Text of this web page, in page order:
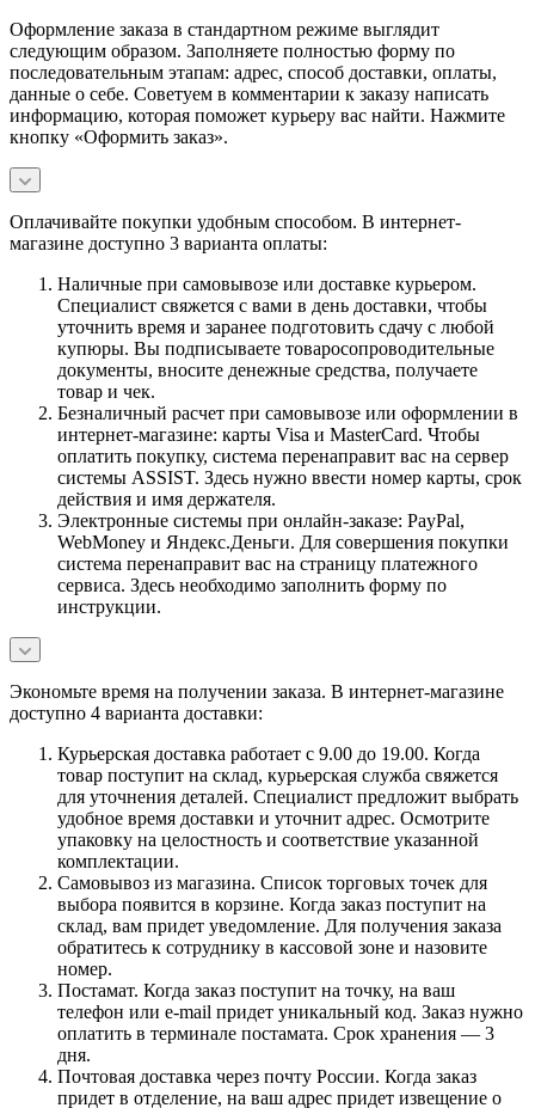
Оформление заказа в стандартном режиме выглядит
следующим образом. Заполняете полностью форму по
последовательным этапам: адрес, способ доставки, оплаты,
данные о себе. Советуем в комментарии к заказу написать
информацию, которая поможет курьеру вас найти. Нажмите
кнопку «Оформить заказ».
Оплачивайте покупки удобным способом. В интернет-
магазине доступно 3 варианта оплаты:
Наличные при самовывозе или доставке курьером.
Специалист свяжется с вами в день доставки, чтобы
уточнить время и заранее подготовить сдачу с любой
купюры. Вы подписываете товаросопроводительные
документы, вносите денежные средства, получаете
товар и чек.
Безналичный расчет при самовывозе или оформлении в
интернет-магазине: карты Visa и MasterCard. Чтобы
оплатить покупку, система перенаправит вас на сервер
системы ASSIST. Здесь нужно ввести номер карты, срок
действия и имя держателя.
Электронные системы при онлайн-заказе: PayPal,
WebMoney и Яндекс.Деньги. Для совершения покупки
система перенаправит вас на страницу платежного
сервиса. Здесь необходимо заполнить форму по
инструкции.
Экономьте время на получении заказа. В интернет-магазине
доступно 4 варианта доставки:
Курьерская доставка работает с 9.00 до 19.00. Когда
товар поступит на склад, курьерская служба свяжется
для уточнения деталей. Специалист предложит выбрать
удобное время доставки и уточнит адрес. Осмотрите
упаковку на целостность и соответствие указанной
комплектации.
Самовывоз из магазина. Список торговых точек для
выбора появится в корзине. Когда заказ поступит на
склад, вам придет уведомление. Для получения заказа
обратитесь к сотруднику в кассовой зоне и назовите
номер.
Постамат. Когда заказ поступит на точку, на ваш
телефон или e-mail придет уникальный код. Заказ нужно
оплатить в терминале постамата. Срок хранения — 3
дня.
Почтовая доставка через почту России. Когда заказ
придет в отделение, на ваш адрес придет извещение о